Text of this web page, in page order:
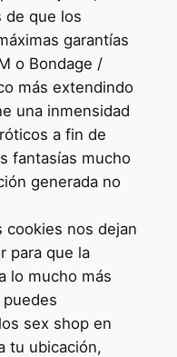
de que los
garantías
o Bondage /
más extendindo
una inmensidad
a fin de
fantasías mucho
generada no
cookies nos dejan
para que la
lo mucho más
sex shop en
tu ubicación,